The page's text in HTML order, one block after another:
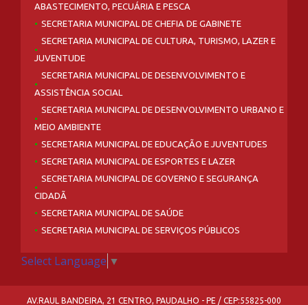
ABASTECIMENTO, PECUÁRIA E PESCA
SECRETARIA MUNICIPAL DE CHEFIA DE GABINETE
SECRETARIA MUNICIPAL DE CULTURA, TURISMO, LAZER E
JUVENTUDE
SECRETARIA MUNICIPAL DE DESENVOLVIMENTO E
ASSISTÊNCIA SOCIAL
SECRETARIA MUNICIPAL DE DESENVOLVIMENTO URBANO E
MEIO AMBIENTE
SECRETARIA MUNICIPAL DE EDUCAÇÃO E JUVENTUDES
SECRETARIA MUNICIPAL DE ESPORTES E LAZER
SECRETARIA MUNICIPAL DE GOVERNO E SEGURANÇA
CIDADÃ
SECRETARIA MUNICIPAL DE SAÚDE
SECRETARIA MUNICIPAL DE SERVIÇOS PÚBLICOS
Select Language ▼
AV.RAUL BANDEIRA, 21 CENTRO, PAUDALHO - PE / CEP:55825-000